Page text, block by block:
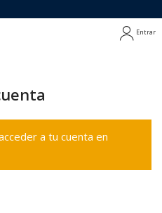
Entrar
a tu cuenta en